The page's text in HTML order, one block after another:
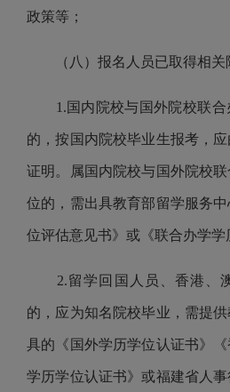
政策等；
（八）报名人员已取得相
1. 国内院校与国外院校联
的，按国内院校毕业生报考，
证明。属国内院校与国外院校
位的，需出具教育部留学服务
位评估意见书》或《联合办学学
2.留学回国人员、香港、
的，应为知名院校毕业，需提
具的《国外学历学位认证书》《
学历学位认证书》或福建省人